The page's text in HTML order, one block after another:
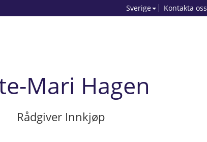
Kontakta oss
Sverige
Mari Hagen
Rådgiver Innkjøp